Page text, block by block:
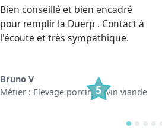
Bien conseillé et bien encadré
pour remplir la Duerp . Contact à
l'écoute et très sympathique.
Bruno V
Métier : Elevage porcin/bovin viande
5